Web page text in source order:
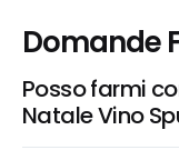
Domande
Posso farmi
Natale Vino